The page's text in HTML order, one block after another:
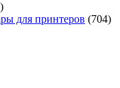
для принтеров (704)